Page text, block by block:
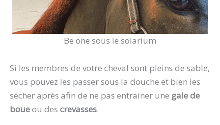
Be one sous le solarium
Si les membres de votre cheval sont pleins de sable,
vous pouvez les passer sous la douche et bien les
sécher après afin de ne pas entrainer une gale de
boueou des crevasses.